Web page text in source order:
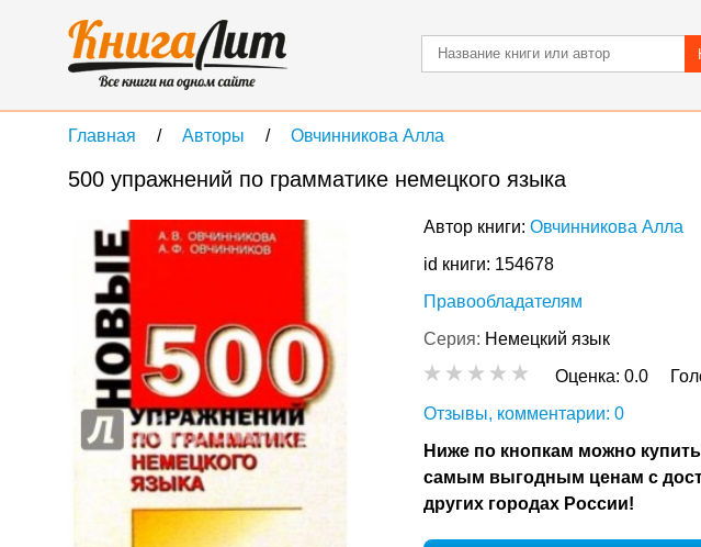
Главная Авторы Овчинникова Алла
500 упражнений по грамматике немецкого языка
Автор книги: Овчинникова Алла
id книги: 154678
Правообладателям
Серия: Немецкий язык
Оценка: 0.0
Отзывы, комментарии: 0
Ниже по кнопкам можно
самым выгодным ценам с
других городах России!